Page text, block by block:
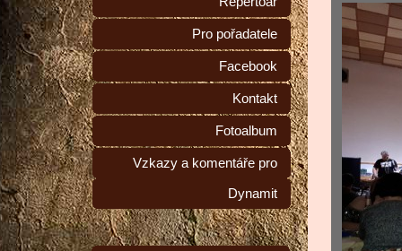
Pro pořadatele
Facebook
Kontakt
Fotoalbum
Vzkazy a komentáře pro
Dynamit